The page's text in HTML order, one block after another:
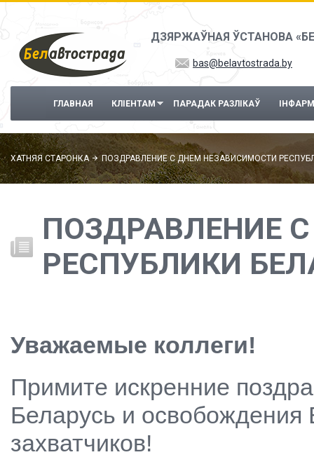
Перайсці да асноўнага змесціва
ДЗЯРЖАЎНАЯ ЎСТАНОВА
bas@belavtostrada.by
ГЛАВНАЯ КЛІЕНТАМ ПАРАДАК РАЗЛІКАЎ
ХАТНЯЯ СТАРОНКА ПОЗДРАВЛЕНИЕ С ДНЕМ НЕЗАВИСИМОСТИ
ПОЗДРАВЛЕНИЕ
РЕСПУБЛИКИ
Уважаемые коллеги!
Примите искренние
Беларусь и
захватчиков!